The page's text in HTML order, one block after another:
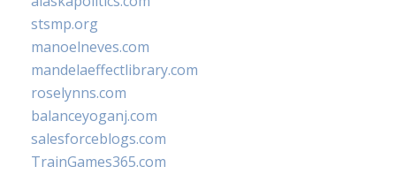
stsmp.org
manoelneves.com
mandelaeffectlibrary.com
roselynns.com
balanceyoganj.com
salesforceblogs.com
TrainGames365.com